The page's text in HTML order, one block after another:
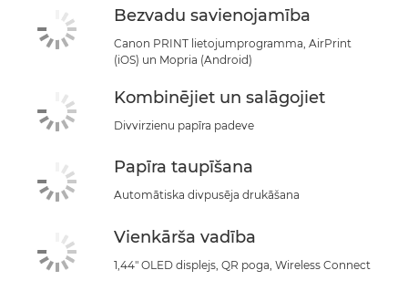
Bezvadu savienojamība
Canon PRINT lietojumprogramma, AirPrint
(iOS) un Mopria (Android)
Kombinējiet un salāgojiet
Divvirzienu papīra padeve
Papīra taupīšana
Automātiska divpusēja drukāšana
Vienkārša vadība
1,44" OLED displejs, QR poga, Wireless Connect